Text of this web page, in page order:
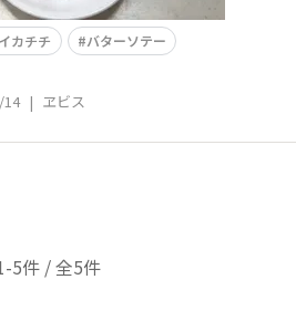
イカチチ バターソテー
14 | ヱビス
5件 / 全5件